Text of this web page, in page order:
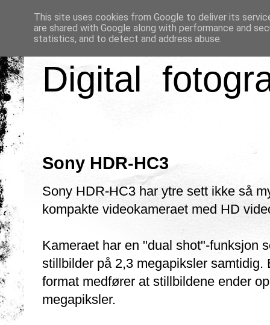
Digital
Sony HDR-HC3
Sony HDR-HC3 har ytre sett ikke så
kompakte videokameraet med HD
Kameraet har en "dual shot"-funksjon
stillbilder på 2,3 megapiksler
format medfører at stillbildene ender
megapiksler.
This site uses cookies from Google to deliver its
are shared with Google along with performance and
statistics, and to detect and address abuse.